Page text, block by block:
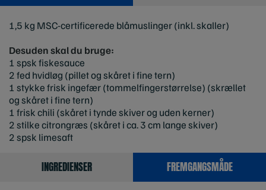
1,5 kg MSC-certificerede blåmuslinger (inkl. skaller)
Desuden skal du bruge:
1 spsk fiskesauce
2 fed hvidløg (pillet og skåret i fine tern)
1 stykke frisk ingefær (tommelfingerstørrelse) (skrællet
og skåret i fine tern)
1 frisk chili (skåret i tynde skiver og uden kerner)
2 stilke citrongræs (skåret i ca. 3 cm lange skiver)
2 spsk limesaft
INGREDIENSER FREMGANGSMÅDE